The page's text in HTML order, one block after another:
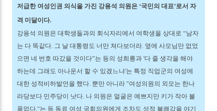
저급한 여성인권 의식을 가진 강용석 의원은 ‘국민의 대표’로서 자
격 미달이다.
강용석 의원은 대학생들과의 회식자리에서 여학생을 상대로 “남자
는 다 똑같다. 그 날 대통령도 너만 쳐다보더라. 옆에 사모님만 없었
으면 네 번호 따갔을 것이다”는 등의 성희롱과 '다 줄 생각을 해야
하는데 그래도 아나운서 할 수 있겠느냐'는 특정 직업군의 여성에
대한 성적비하발언을 했다. 뿐만 아니라 "여성의원의 외모는 한나
라당보다 민주당이 낫다. 나 의원은 얼굴은 예쁘지만 키가 작아 볼
품없다."는 등 동료 여성 국회의원에게 조차도 성적 불쾌감을 야기